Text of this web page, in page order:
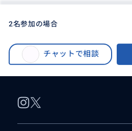
2名参加の場合
チャットで相談
【ラスベガス発/貸切チャーター/日本語/3
ニオンウェスト・フーバーダム